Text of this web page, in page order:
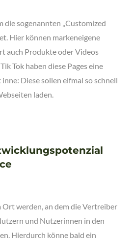
die sogenannten „Customized
Hier können markeneigene
auch Produkte oder Videos
Tok haben diese Pages eine
Diese sollen elfmal so schnell
laden.
Ort werden, an dem die Vertreiber
und Nutzerinnen in den
Hierdurch könne bald ein